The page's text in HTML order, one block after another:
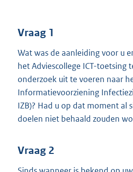
Vraag 1
Wat was de aanleiding voor u
het Adviescollege ICT-toetsing
onderzoek uit te voeren naar
Informatievoorziening
IZB)? Had u op dat moment al
doelen niet behaald zouden
Vraag 2